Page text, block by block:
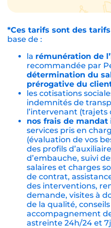
*Ces tarifs sont des
base de :
la rémunération de
recommandée par
détermination du
prérogative du
les cotisations
indemnités de
l’intervenant (trajets
nos frais de mandat
services pris en
(évaluation de vos
des profils
d’embauche, suivi
salaires et charges
de contrat,
des interventions,
demande, visites à
de la qualité,
accompagnement
astreinte 24h/24 et